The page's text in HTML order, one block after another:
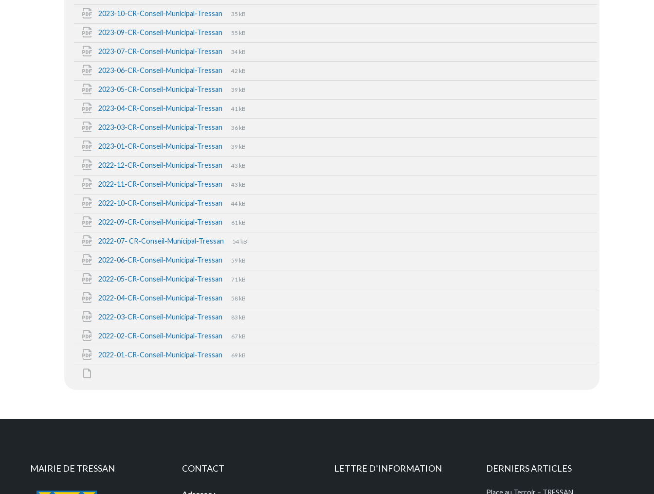
2023-10-CR-Conseil-Municipal-Tressan 35 kB
2023-09-CR-Conseil-Municipal-Tressan 55 kB
2023-07-CR-Conseil-Municipal-Tressan 34 kB
2023-06-CR-Conseil-Municipal-Tressan 42 kB
2023-05-CR-Conseil-Municipal-Tressan 39 kB
2023-04-CR-Conseil-Municipal-Tressan 41 kB
2023-03-CR-Conseil-Municipal-Tressan 36 kB
2023-01-CR-Conseil-Municipal-Tressan 39 kB
2022-12-CR-Conseil-Municipal-Tressan 43 kB
2022-11-CR-Conseil-Municipal-Tressan 43 kB
2022-10-CR-Conseil-Municipal-Tressan 44 kB
2022-09-CR-Conseil-Municipal-Tressan 61 kB
2022-07- CR-Conseil-Municipal-Tressan 54 kB
2022-06-CR-Conseil-Municipal-Tressan 59 kB
2022-05-CR-Conseil-Municipal-Tressan 71 kB
2022-04-CR-Conseil-Municipal-Tressan 58 kB
2022-03-CR-Conseil-Municipal-Tressan 83 kB
2022-02-CR-Conseil-Municipal-Tressan 67 kB
2022-01-CR-Conseil-Municipal-Tressan 69 kB
MAIRIE DE TRESSAN CONTACT LETTRE D’INFORMATION DERNIERS ARTICLES
Place au Terroir – TRESSAN